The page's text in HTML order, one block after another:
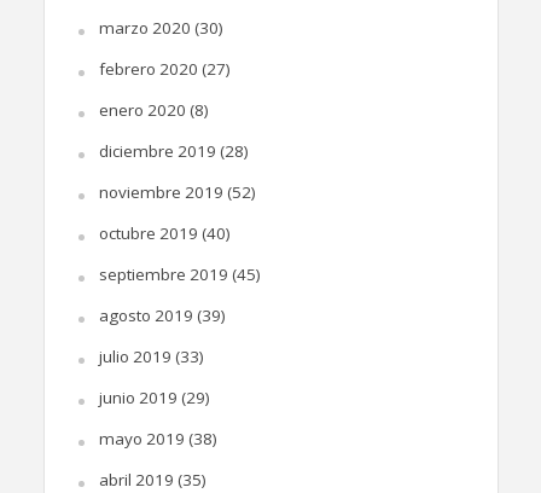
marzo 2020 (30)
febrero 2020 (27)
enero 2020 (8)
diciembre 2019 (28)
noviembre 2019 (52)
octubre 2019 (40)
septiembre 2019 (45)
agosto 2019 (39)
julio 2019 (33)
junio 2019 (29)
mayo 2019 (38)
abril 2019 (35)